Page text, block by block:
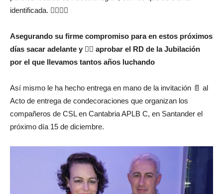
identificada. 👮‍♀👮‍♂
Asegurando su firme compromiso para en estos próximos
días sacar adelante y ✍🏻 aprobar el RD de la Jubilación
por el que llevamos tantos años luchando
Así mismo le ha hecho entrega en mano de la invitación 📄 al
Acto de entrega de condecoraciones que organizan los
compañeros de CSL en Cantabria APLB C, en Santander el
próximo día 15 de diciembre.